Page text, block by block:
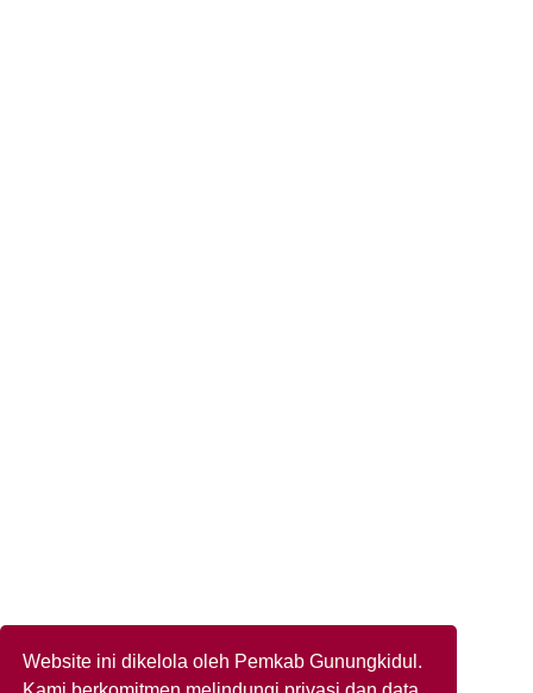
Website ini dikelola oleh Pemkab Gunungkidul.